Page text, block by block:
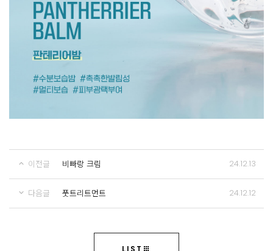
이전글 비빠랑 크림 24.12.13
다음글 풋트리트먼트 24.12.12